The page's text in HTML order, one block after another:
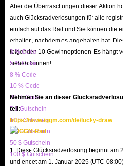
Advanced Access (Jul. 7-10)
4600 College Football Points
Advanced Access Ultimate Team Solo
CUT Top Prospect Pack (requires
CUT All Hands Pack
Dynasty Coach Points
Q: Who Will Be On The Cover?
A: The cover player for CFB 26 has not
set of photos leaked during March at the
there will be multiple versions of the
Ohio State receiver Jeremiah Smith
Aber die Überraschungen dieser Aktion
auch Glücksradverlosungen für alle
einfach auf das Rad und Sie können die
erhalten, nachdem es angehalten hat.
folgenden 10 Gewinnoptionen. Es hängt
ziehen können!
3 % Code
5 % Code
8 % Code
10 % Code
20 % Code
5 $ Gutschein
10 $ Gutschein
20 $ Gutschein
50 $ Gutschein
100 $ Gutschein
Nehmen Sie an dieser
teil:
https://www.iggm.com/de/lucky-draw
1. Diese Glücksradverlosung beginnt am
und endet am 1. Januar 2025 (UTC-08:00).